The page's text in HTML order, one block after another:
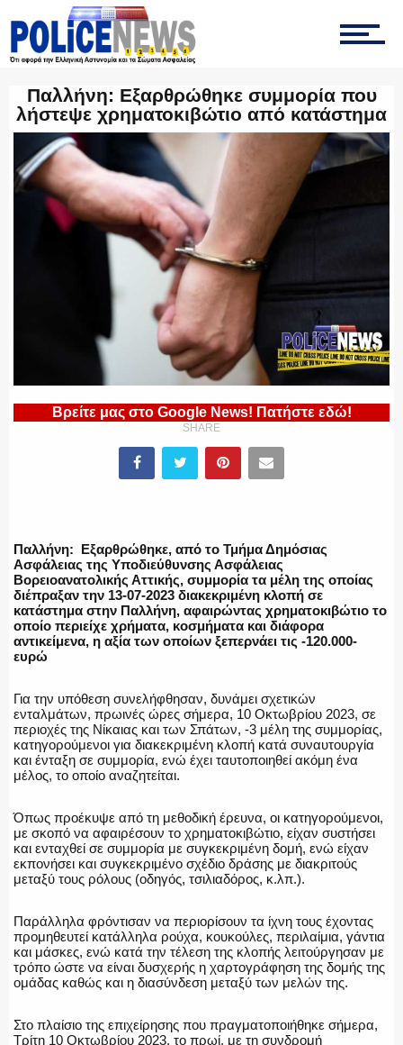
ΟΠΚΕ
ΟΜΑΔΑ “Ζ”
ΕΛΛΗΝΙΚΗ ΑΣΤΥΝΟΜΙΑ
ΛΙΜΕΝΙΚΟ
ΕΝΟΠΛΕΣ ΔΥΝΑΜΕΙΣ
Η ΦΩΝΗ ΣΟΥ
Παλλήνη: Εξαρθρώθηκε συμμορία που
λήστεψε χρηματοκιβώτιο από κατάστημα
Βρείτε μας στο Google News! Πατήστε εδώ!
SHARE
Παλλήνη: Εξαρθρώθηκε, από το Τμήμα Δημόσιας
Ασφάλειας της Υποδιεύθυνσης Ασφάλειας
Βορειοανατολικής Αττικής, συμμορία τα μέλη της οποίας
διέπραξαν την 13-07-2023 διακεκριμένη κλοπή σε
κατάστημα στην Παλλήνη, αφαιρώντας χρηματοκιβώτιο το
οποίο περιείχε χρήματα, κοσμήματα και διάφορα
αντικείμενα, η αξία των οποίων ξεπερνάει τις -120.000-
ευρώ
Για την υπόθεση συνελήφθησαν, δυνάμει σχετικών
ενταλμάτων, πρωινές ώρες σήμερα, 10 Οκτωβρίου 2023, σε
περιοχές της Νίκαιας και των Σπάτων, -3 μέλη της συμμορίας,
κατηγορούμενοι για διακεκριμένη κλοπή κατά συναυτουργία
και ένταξη σε συμμορία, ενώ έχει ταυτοποιηθεί ακόμη ένα
μέλος, το οποίο αναζητείται.
Όπως προέκυψε από τη μεθοδική έρευνα, οι κατηγορούμενοι,
με σκοπό να αφαιρέσουν το χρηματοκιβώτιο, είχαν συστήσει
και ενταχθεί σε συμμορία με συγκεκριμένη δομή, ενώ είχαν
εκπονήσει και συγκεκριμένο σχέδιο δράσης με διακριτούς
μεταξύ τους ρόλους (οδηγός, τσιλιαδόρος, κ.λπ.).
Παράλληλα φρόντισαν να περιορίσουν τα ίχνη τους έχοντας
προμηθευτεί κατάλληλα ρούχα, κουκούλες, περιλαίμια, γάντια
και μάσκες, ενώ κατά την τέλεση της κλοπής λειτούργησαν με
τρόπο ώστε να είναι δυσχερής η χαρτογράφηση της δομής της
ομάδας καθώς και η διασύνδεση μεταξύ των μελών της.
Στο πλαίσιο της επιχείρησης που πραγματοποιήθηκε σήμερα,
Τρίτη 10 Οκτωβρίου 2023, το πρωί, με τη συνδρομή